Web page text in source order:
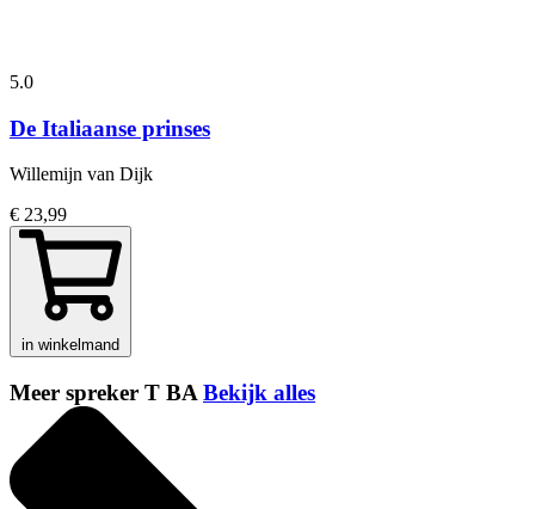
5.0
De Italiaanse prinses
Willemijn van Dijk
€ 23,99
in winkelmand
Meer spreker T BA Bekijk alles